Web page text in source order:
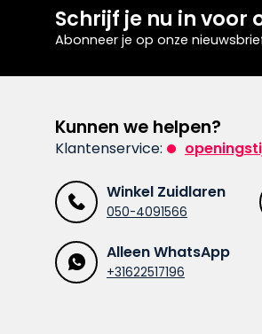
Schrijf je nu in voor
Abonneer je op onze
Kunnen we helpen?
Klantenservice:
Winkel Zuidlaren
050-4091566
Alleen WhatsApp
+31622517196